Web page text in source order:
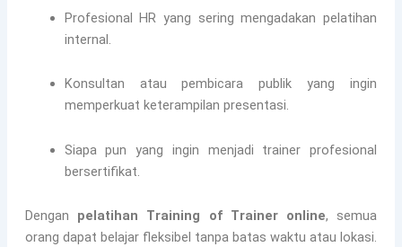
Profesional HR yang sering mengadakan pelatihan
internal.
Konsultan atau pembicara publik yang ingin
memperkuat keterampilan presentasi.
Siapa pun yang ingin menjadi trainer profesional
bersertifikat.
Dengan pelatihan Training of Trainer online, semua
orang dapat belajar fleksibel tanpa batas waktu atau lokasi.